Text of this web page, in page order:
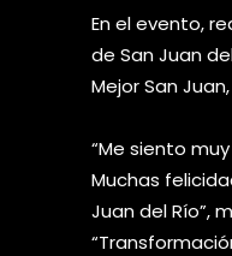
En el evento,
de San Juan
Mejor San
“Me siento
Muchas
Juan del Río”,